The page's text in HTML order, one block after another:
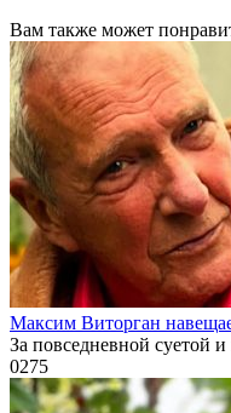
Вам также может
Максим Виторган
За повседневной суетой
0275